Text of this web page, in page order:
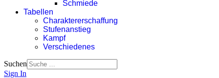
Schmiede
Tabellen
Charaktererschaffung
Stufenanstieg
Kampf
Verschiedenes
Suchen
Sign In